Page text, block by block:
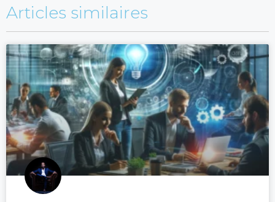
Articles similaires